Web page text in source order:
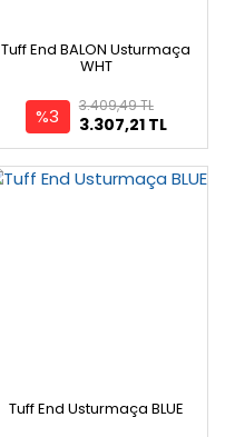
Tuff End BALON Usturmaça
WHT
%3 3.307,21 TL
3.409,49 TL
Tuff End Usturmaça BLUE